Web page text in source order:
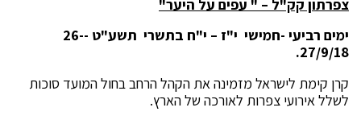
צפרתון קק"ל – " עפים על היער"
ימים רביעי -חמישי י"ז – י"ח בתשרי תשע"ט -26-
27/9/18.
קרן קימת לישראל מזמינה את הקהל הרחב בחול המועד סוכות
לשלל אירועי צפרות לאורכה של הארץ.